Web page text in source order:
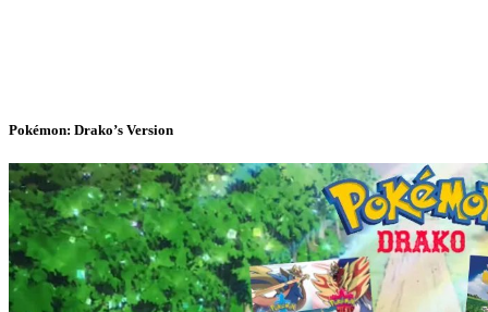
Pokémon: Drako’s Version